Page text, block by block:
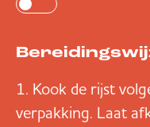
Kook de rijst
verpakking. Laat